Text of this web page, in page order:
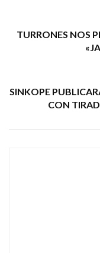
TURRONES NOS
SINKOPE
CON